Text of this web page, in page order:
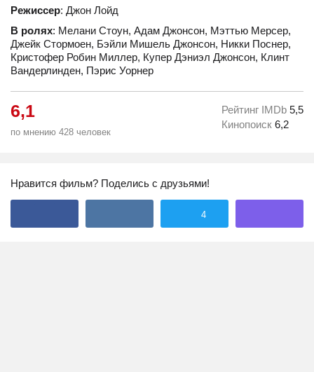
Режиссер: Джон Лойд
В ролях: Мелани Стоун, Адам Джонсон, Мэттью Мерсер,
Джейк Стормоен, Бэйли Мишель Джонсон, Никки Поснер,
Кристофер Робин Миллер, Купер Дэниэл Джонсон, Клинт
Вандерлинден, Пэрис Уорнер
6,1
по мнению 428 человек
Рейтинг IMDb 5,5
Кинопоиск 6,2
Нравится фильм? Поделись с друзьями!
4